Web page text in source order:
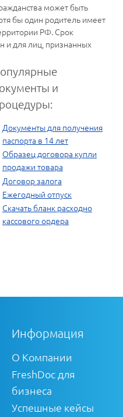
может быть
бы один родитель имеет
РФ. Срок
и для лиц, признанных
и
Документы для получения
паспорта в 14 лет
Образец договора купли
продажи товара
Договор залога
Ежегодный отпуск
Скачать бланк расходно
кассового ордера
Информация
О Компании
FreshDoc для
бизнеса
Успешные кейсы